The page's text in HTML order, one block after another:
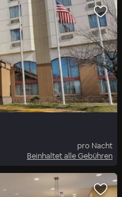
pro Nacht
Beinhaltet alle Gebühren